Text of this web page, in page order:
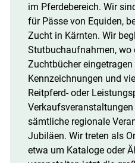
im Pferdebereich. Wir
für Pässe von Equiden,
Zucht in Kärnten. Wir
Stutbuchaufnahmen, wo
Zuchtbücher eingetragen
Kennzeichnungen und
Reitpferd- oder
sämtliche regionale
Jubiläen. Wir treten als
etwa um Kataloge oder